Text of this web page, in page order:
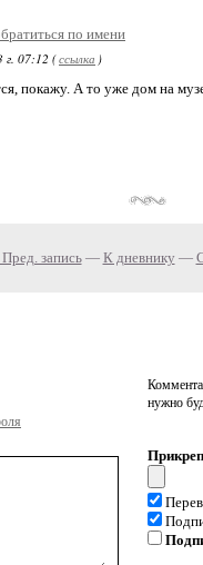
по имени
г. 07:12 (ссылка )
покажу. А то уже дом на
Пред. запись— К дневнику —
нужно